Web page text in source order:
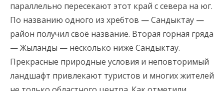
параллельно пересекают этот край с севера на юг.
По названию одного из хребтов — Сандыктау —
район получил своё название. Вторая горная гряда
— Жыланды — несколько ниже Сандыктау.
Прекрасные природные условия и неповторимый
ландшафт привлекают туристов и многих жителей